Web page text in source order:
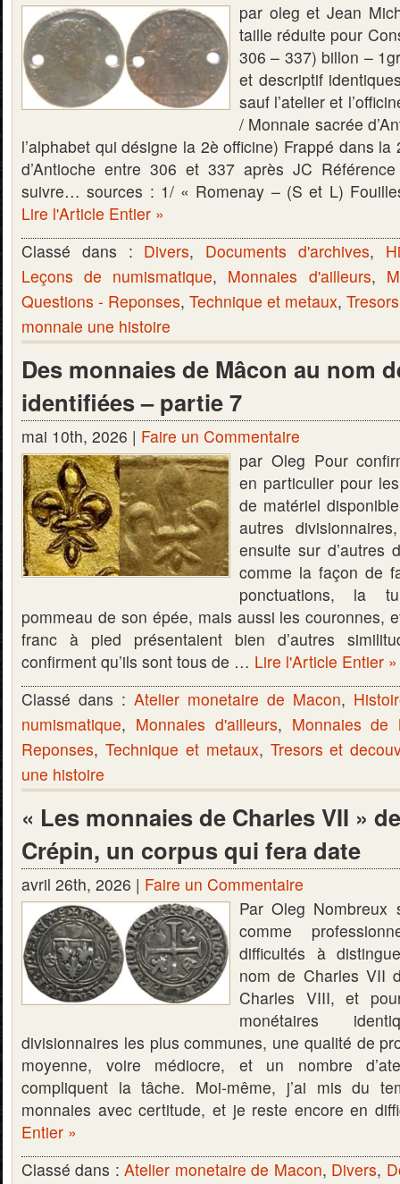
par oleg et Jean
taille réduite pour
306 – 337) billon –
et descriptif
sauf l’atelier et
/ Monnaie sacrée
l’alphabet qui désigne la 2è officine) Frappé dans la
d’Antioche entre 306 et 337 après JC
suivre… sources : 1/ « Romenay – (S et L)
Lire l'Article Entier »
Classé dans : Divers, Documents d'archives,
Leçons de numismatique, Monnaies d'ailleurs,
Questions - Reponses, Technique et metaux,
monnaie une histoire
Des monnaies de Mâcon au nom
identifiées – partie 7
mai 10th, 2026 | Faire un Commentaire
par Oleg Pour
en particulier pour
de matériel
autres
ensuite sur d’autres
comme la façon de
ponctuations, la
pommeau de son épée, mais aussi les couronnes,
franc à pied présentaient bien d’autres
confirment qu’ils sont tous de … Lire l'Article Entier »
Classé dans : Atelier monetaire de Macon,
numismatique, Monnaies d'ailleurs, Monnaies de
Reponses, Technique et metaux, Tresors et
une histoire
« Les monnaies de Charles VII »
Crépin, un corpus qui fera date
avril 26th, 2026 | Faire un Commentaire
Par Oleg Nombreux
comme
difficultés à
nom de Charles VII
Charles VIII, et
monétaires
divisionnaires les plus communes, une qualité de
moyenne, voire médiocre, et un nombre
compliquent la tâche. Moi-même, j’ai mis du
monnaies avec certitude, et je reste encore en
Entier »
Classé dans :Atelier monetaire de Macon, Divers,